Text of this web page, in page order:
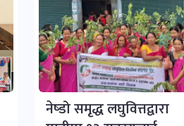
नेष्डो समृद्ध लघुवित्तद्वारा